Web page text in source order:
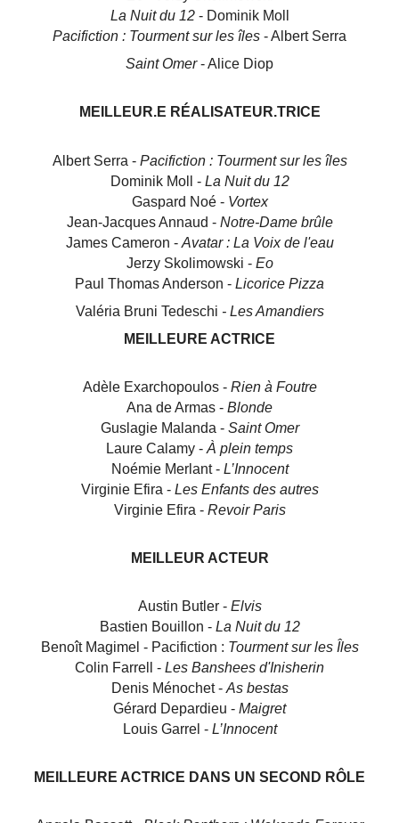
La Nuit du 12 - Dominik Moll
Pacifiction : Tourment sur les îles - Albert Serra
Saint Omer- Alice Diop
MEILLEUR.E RÉALISATEUR.TRICE
Albert Serra - Pacifiction : Tourment sur les îles
Dominik Moll - La Nuit du 12
Gaspard Noé - Vortex
Jean-Jacques Annaud - Notre-Dame brûle
James Cameron - Avatar : La Voix de l'eau
Jerzy Skolimowski - Eo
Paul Thomas Anderson - Licorice Pizza
Valéria Bruni Tedeschi - Les Amandiers
MEILLEURE ACTRICE
Adèle Exarchopoulos - Rien à Foutre
Ana de Armas - Blonde
Guslagie Malanda - Saint Omer
Laure Calamy - À plein temps
Noémie Merlant -L’Innocent
Virginie Efira - Les Enfants des autres
Virginie Efira - Revoir Paris
MEILLEUR ACTEUR
Austin Butler - Elvis
Bastien Bouillon -La Nuit du 12
Benoît Magimel - Pacifiction : Tourment sur les Îles
Colin Farrell - Les Banshees d'Inisherin
Denis Ménochet - As bestas
Gérard Depardieu - Maigret
Louis Garrel - L’Innocent
MEILLEURE ACTRICE DANS UN SECOND RÔLE